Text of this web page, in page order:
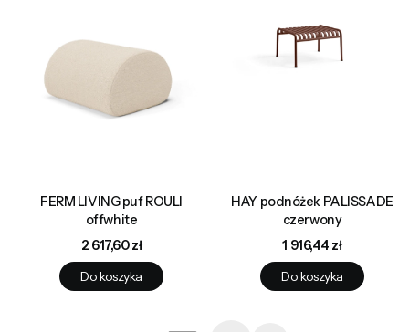
FERM LIVING puf ROULI
offwhite
Cena
2 617,60 zł
Do koszyka
HAY podnóżek PALISSADE
czerwony
Cena
1 916,44 zł
Do koszyka